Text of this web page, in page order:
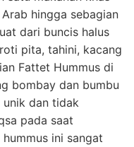
hingga sebagian
dari buncis halus
pita, tahini, kacang
Fattet Hummus di
bombay dan bumbu
dan tidak
pada saat
ini sangat